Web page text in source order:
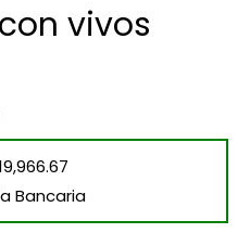
vivos
Bancaria